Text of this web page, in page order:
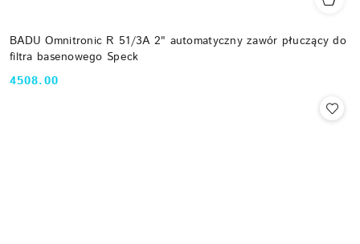
BADU Omnitronic R 51/3A 2" automatyczny zawór płuczący do
filtra basenowego Speck
Cena:
4508.00